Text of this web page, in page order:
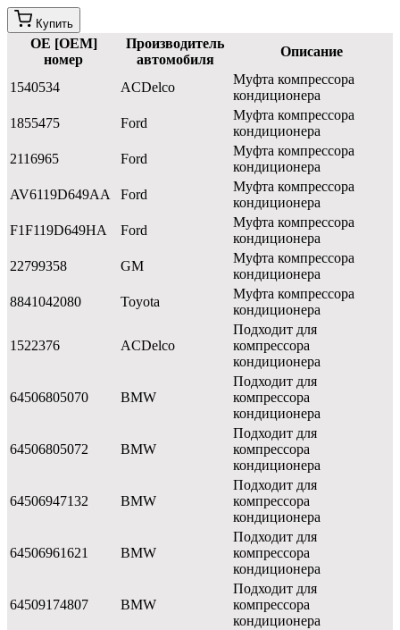
Купить
OE [OEM]
номер
Производитель
автомобиля
Описание
1540534 ACDelco
Муфта компрессора
кондиционера
1855475
Ford
Муфта компрессора
кондиционера
2116965
Ford
Муфта компрессора
кондиционера
AV6119D649AA
Ford
Муфта компрессора
кондиционера
F1F119D649HA
Ford
Муфта компрессора
кондиционера
22799358
GM
Муфта компрессора
кондиционера
8841042080
Toyota
Муфта компрессора
кондиционера
1522376 ACDelco
Подходит для
компрессора
кондиционера
64506805070 BMW
Подходит для
компрессора
кондиционера
64506805072 BMW
Подходит для
компрессора
кондиционера
64506947132 BMW
Подходит для
компрессора
кондиционера
64506961621 BMW
Подходит для
компрессора
кондиционера
64509174807 BMW
Подходит для
компрессора
кондиционера